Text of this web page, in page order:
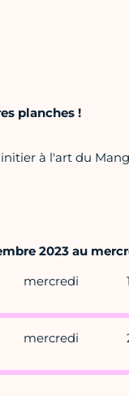
planches !
à l'art du
2023 au
mercredi
mercredi